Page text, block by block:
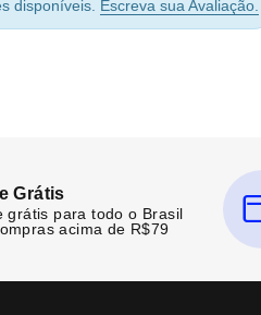
disponíveis. Escreva sua Avaliação.
Grátis
grátis para todo o Brasil
acima de R$79